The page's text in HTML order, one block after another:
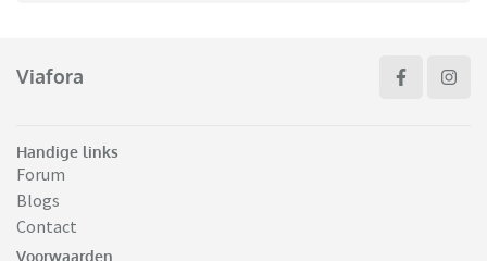
Viafora
Handige links
Forum
Blogs
Contact
Voorwaarden